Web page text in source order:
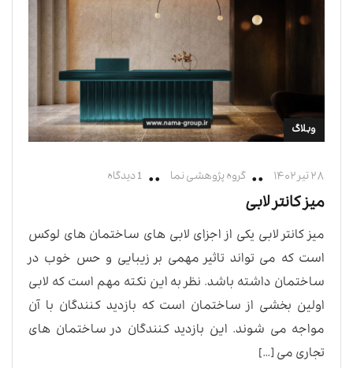
وبلاگ
۲۸ تیر ۱۴۰۲ گروه پژوهشی نما 1 دیدگاه
میز کانتر لابی
میز کانتر لابی یکی از اجزای لابی های ساختمان های لوکس
است که می تواند تاثیر مهمی بر زیبایی و حس خوب در
ساختمان داشته باشد. نظر به این نکته مهم است که لابی
اولین بخشی از ساختمان است که بازدید کنندگان با آن
مواجه می شوند. این بازدید کنندگان در ساختمان های
تجاری می […]